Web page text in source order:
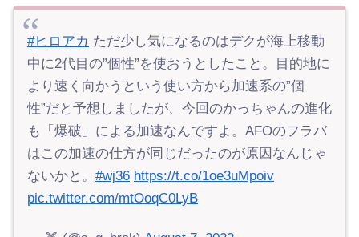
#ヒロアカ ただ少し気になるのはデクが海上移動
中に2代目の”個性”を使おうとしたこと。目的地に
より速く向かうという使い方から加速系の”個
性”だと予想しましたが、今回のかっちゃんの進化
も「爆破」による加速なんですよ。AFOのフラバ
はこの加速の仕方が同じだったのが原因なんじゃ
ないかと。 #wj36 https://t.co/1oe3uMpoiv
pic.twitter.com/mtOoqC0LyB